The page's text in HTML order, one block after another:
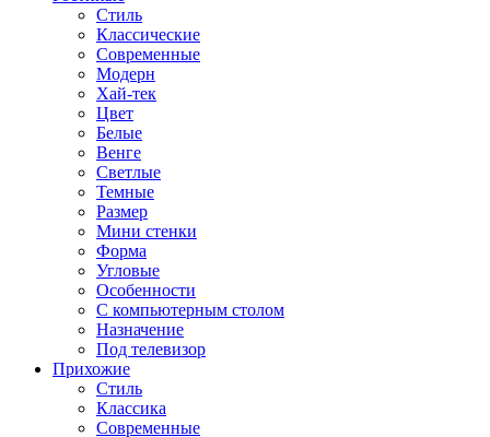
Стиль
Классические
Современные
Модерн
Хай-тек
Цвет
Белые
Венге
Светлые
Темные
Размер
Мини стенки
Форма
Угловые
Особенности
С компьютерным столом
Назначение
Под телевизор
Прихожие
Стиль
Классика
Современные